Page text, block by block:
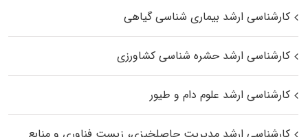
کارشناسی ارشد بیماری‌ شناسی گیاهی
کارشناسی ارشد حشره‌ شناسی کشاورزی
کارشناسی ارشد علوم دام و طیور